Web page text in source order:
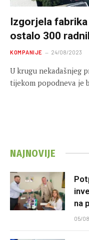
Izgorjela
ostalo 300
KOMPANIJE 24/08/2023
U krugu nekadašnjeg
tijekom popodneva je
NAJNOVIJE
na
05/